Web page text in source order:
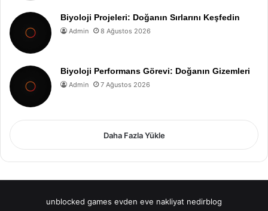
Biyoloji Projeleri: Doğanın Sırlarını Keşfedin
Admin 8 Ağustos 2026
Biyoloji Performans Görevi: Doğanın Gizemleri
Admin 7 Ağustos 2026
Daha Fazla Yükle
unblocked games evden eve nakliyat nedirblog